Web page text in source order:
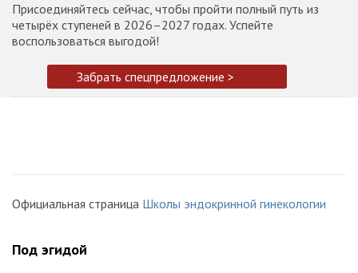
Присоединяйтесь сейчас, чтобы пройти полный путь из
четырёх ступеней в 2026–2027 годах. Успейте
воспользоваться выгодой!
Забрать спецпредложение >
Официальная страница Школы эндокринной гинекологии
Под эгидой